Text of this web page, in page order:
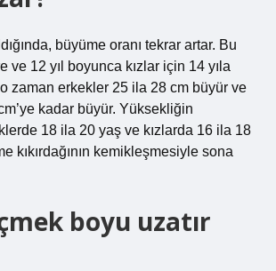
büyüme oranı tekrar artar. Bu
ve 12 yıl boyunca kızlar için 14 yıla
o zaman erkekler 25 ila 28 cm büyür ve
kadar büyür. Yüksekliğin
18 ila 20 yaş ve kızlarda 16 ila 18
kıkırdağının kemikleşmesiyle sona
boyu uzatır